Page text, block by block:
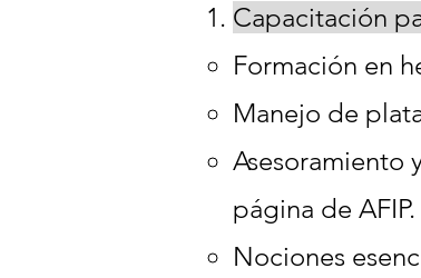
Capacitación
Formación en
Manejo de
Asesoramiento
página de AFIP.
Nociones